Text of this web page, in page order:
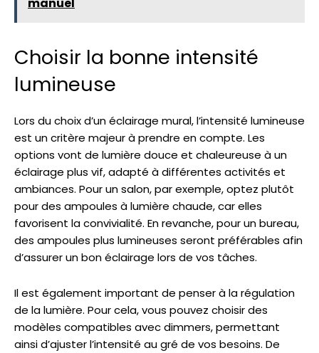
Choisir la bonne intensité
lumineuse
Lors du choix d’un éclairage mural, l’intensité lumineuse
est un critère majeur à prendre en compte. Les
options vont de lumière douce et chaleureuse à un
éclairage plus vif, adapté à différentes activités et
ambiances. Pour un salon, par exemple, optez plutôt
pour des ampoules à lumière chaude, car elles
favorisent la convivialité. En revanche, pour un bureau,
des ampoules plus lumineuses seront préférables afin
d’assurer un bon éclairage lors de vos tâches.
Il est également important de penser à la régulation
de la lumière. Pour cela, vous pouvez choisir des
modèles compatibles avec dimmers, permettant
ainsi d’ajuster l’intensité au gré de vos besoins. De